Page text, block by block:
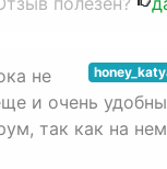
не
и очень
так как на